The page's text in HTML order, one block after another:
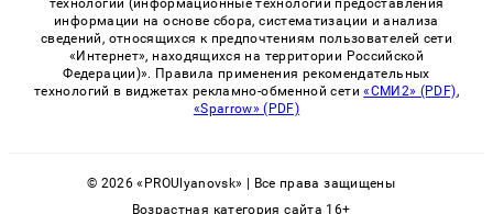
технологии (информационные технологии предоставления
информации на основе сбора, систематизации и анализа
сведений, относящихся к предпочтениям пользователей сети
«Интернет», находящихся на территории Российской
Федерации)». Правила применения рекомендательных
технологий в виджетах рекламно-обменной сети«СМИ2» (PDF),
«Sparrow» (PDF)
© 2026 «PROUlyanovsk» | Все права защищены
Возрастная категория сайта 16+